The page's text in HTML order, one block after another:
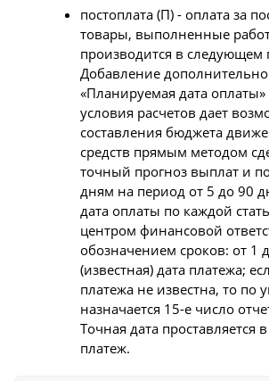
постоплата (П) - оплата за
товары, выполненные
производится в следующем
Добавление
«Планируемая дата
условия расчетов дает
составления бюджета
средств прямым методом
точный прогноз выплат и
дням на период от 5 до 90
дата оплаты по каждой
центром финансовой
обозначением сроков: от 1
(известная) дата платежа;
платежа не известна, то по
назначается 15-е число
Точная дата проставляется
платеж.